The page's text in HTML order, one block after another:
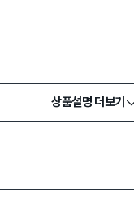
상품설명 더보기